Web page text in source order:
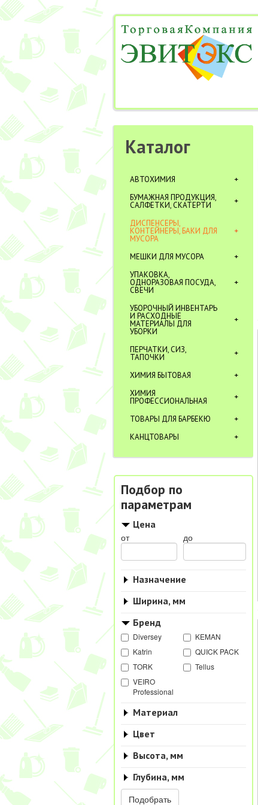
Каталог
АВТОХИМИЯ
БУМАЖНАЯ ПРОДУКЦИЯ,
САЛФЕТКИ, СКАТЕРТИ
ДИСПЕНСЕРЫ,
КОНТЕЙНЕРЫ, БАКИ ДЛЯ
МУСОРА
МЕШКИ ДЛЯ МУСОРА
УПАКОВКА,
ОДНОРАЗОВАЯ ПОСУДА,
СВЕЧИ
УБОРОЧНЫЙ ИНВЕНТАРЬ
И РАСХОДНЫЕ
МАТЕРИАЛЫ ДЛЯ
УБОРКИ
ПЕРЧАТКИ, СИЗ,
ТАПОЧКИ
ХИМИЯ БЫТОВАЯ
ХИМИЯ
ПРОФЕССИОНАЛЬНАЯ
ТОВАРЫ ДЛЯ БАРБЕКЮ
КАНЦТОВАРЫ
Подбор по
параметрам
Цена
от до
Назначение
Ширина, мм
Бренд
Diversey
KEMAN
Katrin
QUICK PACK
TORK
Tellus
VEIRO
Professional
Материал
Цвет
Высота, мм
Глубина, мм
Подобрать